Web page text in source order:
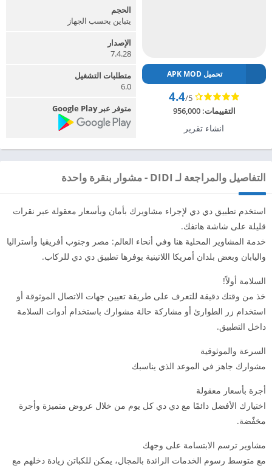
تحميل APK MOD
4.4/5
التقييمات:956,000
انشاء تقرير
الحجم
يتباين بحسب الجهاز
الإصدار
7.4.28
متطلبات التشغيل
6.0
متوفر عبر Google Play
التفاصيل والمراجعة لـ DIDI - مشوار بنقرة واحدة
استخدم تطبيق دي دي لإجراء مشاويرك بأمان وبأسعار معقولة عبر نقرات
قليلة على شاشة هاتفك.
خدمة المشاوير المحلية هنا وفي أنحاء العالم: مصر وجنوب أفريقيا وأستراليا
واليابان وبعض بلدان أمريكا اللاتينية يوفرها تطبيق دي دي للركاب.
السلامة أولاً!
خذ من وقتك دقيقة للتعرف على طريقة تعيين جهات الاتصال الموثوقة أو
استخدام زر الطوارئ أو مشاركة حالة مشوارك باستخدام أدوات السلامة
داخل التطبيق.
السرعة والموثوقية
مشوارك جاهز في الموعد الذي يناسبك
أجرة بأسعار معقولة
اختيارك الأفضل دائمًا مع دي دي كل يوم من خلال عروض متميزة وأجرة
مخفّضة.
مشاوير ترسم الابتسامة على وجهك
مع متوسط رسوم الخدمات الرائدة بالمجال، يمكن للكباتن زيادة دخلهم مع